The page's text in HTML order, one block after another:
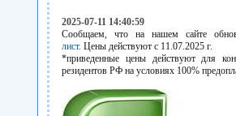
2025-07-11 14:40:59
Сообщаем, что на нашем сайте
лист. Цены действуют с 11.07.2025 г.
*приведенные цены действуют для
резидентов РФ на условиях 100%